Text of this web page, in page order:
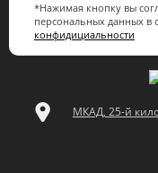
*Нажимая кнопку вы
персональных данных в
конфидициальности
МКАД, 25-й